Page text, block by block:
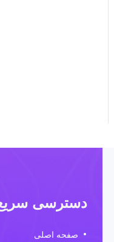
دسترسی
صفحه اصلی